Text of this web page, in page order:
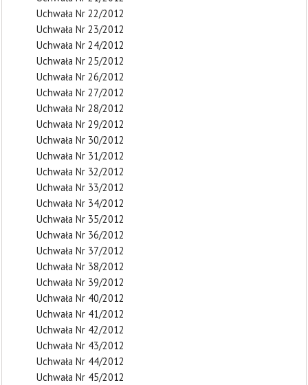
Uchwała Nr 22/2012
Uchwała Nr 23/2012
Uchwała Nr 24/2012
Uchwała Nr 25/2012
Uchwała Nr 26/2012
Uchwała Nr 27/2012
Uchwała Nr 28/2012
Uchwała Nr 29/2012
Uchwała Nr 30/2012
Uchwała Nr 31/2012
Uchwała Nr 32/2012
Uchwała Nr 33/2012
Uchwała Nr 34/2012
Uchwała Nr 35/2012
Uchwała Nr 36/2012
Uchwała Nr 37/2012
Uchwała Nr 38/2012
Uchwała Nr 39/2012
Uchwała Nr 40/2012
Uchwała Nr 41/2012
Uchwała Nr 42/2012
Uchwała Nr 43/2012
Uchwała Nr 44/2012
Uchwała Nr 45/2012